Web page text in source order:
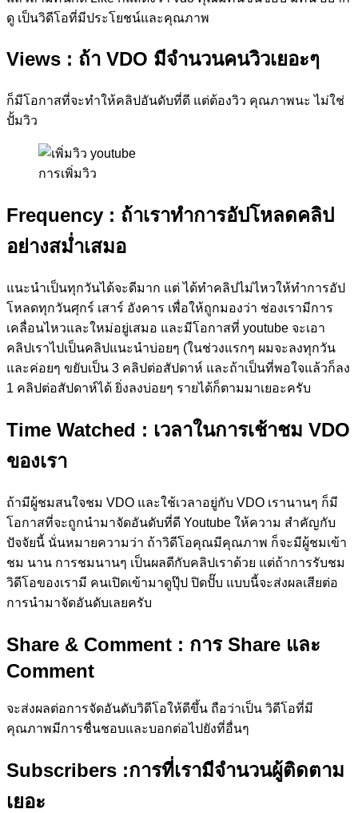
ดู เป็นวิดีโอที่มีประโยชน์และคุณภาพ
Views : ถ้า VDO มีจำนวนคนวิวเยอะๆ
ก็มีโอกาสที่จะทำให้คลิปอันดับที่ดี แต่ต้องวิว คุณภาพนะ ไม่ใช่
ปั้มวิว
การเพิ่มวิว
Frequency : ถ้าเราทำการอัปโหลดคลิป
อย่างสม่ำเสมอ
แนะนำเป็นทุกวันได้จะดีมาก แต่ ได้ทำคลิปไม่ไหวให้ทำการอัป
โหลดทุกวันศุกร์ เสาร์ อังคาร เพื่อให้ถูกมองว่า ช่องเรามีการ
เคลื่อนไหวและใหม่อยู่เสมอ และมีโอกาสที่ youtube จะเอา
คลิปเราไปเป็นคลิปแนะนำบ่อยๆ (ในช่วงแรกๆ ผมจะลงทุกวัน
และค่อยๆ ขยับเป็น 3 คลิปต่อสัปดาห์ และถ้าเป็นที่พอใจแล้วก็ลง
1 คลิปต่อสัปดาห์ได้ ยิ่งลงบ่อยๆ รายได้ก็ตามมาเยอะครับ
Time Watched : เวลาในการเช้าชม VDO
ของเรา
ถ้ามีผู้ชมสนใจชม VDO และใช้เวลาอยู่กับ VDO เรานานๆ ก็มี
โอกาสที่จะถูกนำมาจัดอันดับที่ดี Youtube ให้ความ สำคัญกับ
ปัจจัยนี้ นั่นหมายความว่า ถ้าวิดีโอคุณมีคุณภาพ ก็จะมีผู้ชมเข้า
ชม นาน การชมนานๆ เป็นผลดีกับคลิปเราด้วย แต่ถ้าการรับชม
วิดีโอของเรามี คนเปิดเข้ามาดูปุ๊ป ปิดปั๊บ แบบนี้จะส่งผลเสียต่อ
การนำมาจัดอันดับเลยครับ
Share & Comment : การ Share และ
Comment
จะส่งผลต่อการจัดอันดับวิดีโอให้ดีขึ้น ถือว่าเป็น วิดีโอที่มี
คุณภาพมีการชื่นชอบและบอกต่อไปยังที่อื่นๆ
Subscribers :การที่เรามีจำนวนผู้ติดตาม
เยอะ